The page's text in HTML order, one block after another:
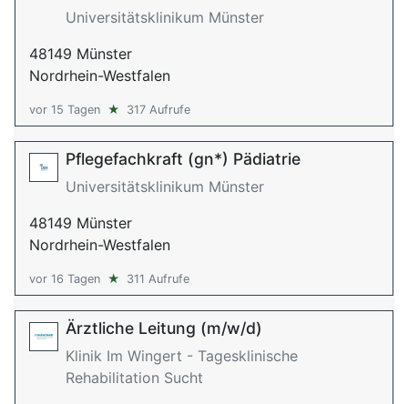
Universitätsklinikum Münster
48149 Münster
Nordrhein-Westfalen
vor 15 Tagen ★ 317 Aufrufe
Pflegefachkraft (gn*) Pädiatrie
Universitätsklinikum Münster
48149 Münster
Nordrhein-Westfalen
vor 16 Tagen ★ 311 Aufrufe
Ärztliche Leitung (m/w/d)
Klinik Im Wingert - Tagesklinische
Rehabilitation Sucht